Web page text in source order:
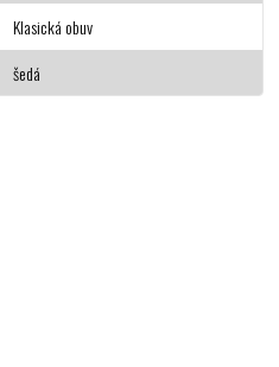
Klasická obuv
šedá